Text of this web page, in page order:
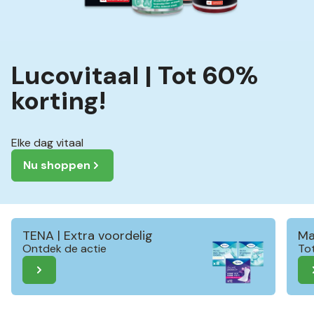
Lucovitaal | Tot 60%
korting!
Elke dag vitaal
Nu shoppen
TENA | Extra voordelig
Ontdek de actie